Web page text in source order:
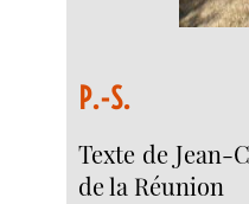
P.-S.
Texte de Jean-
de la Réunion